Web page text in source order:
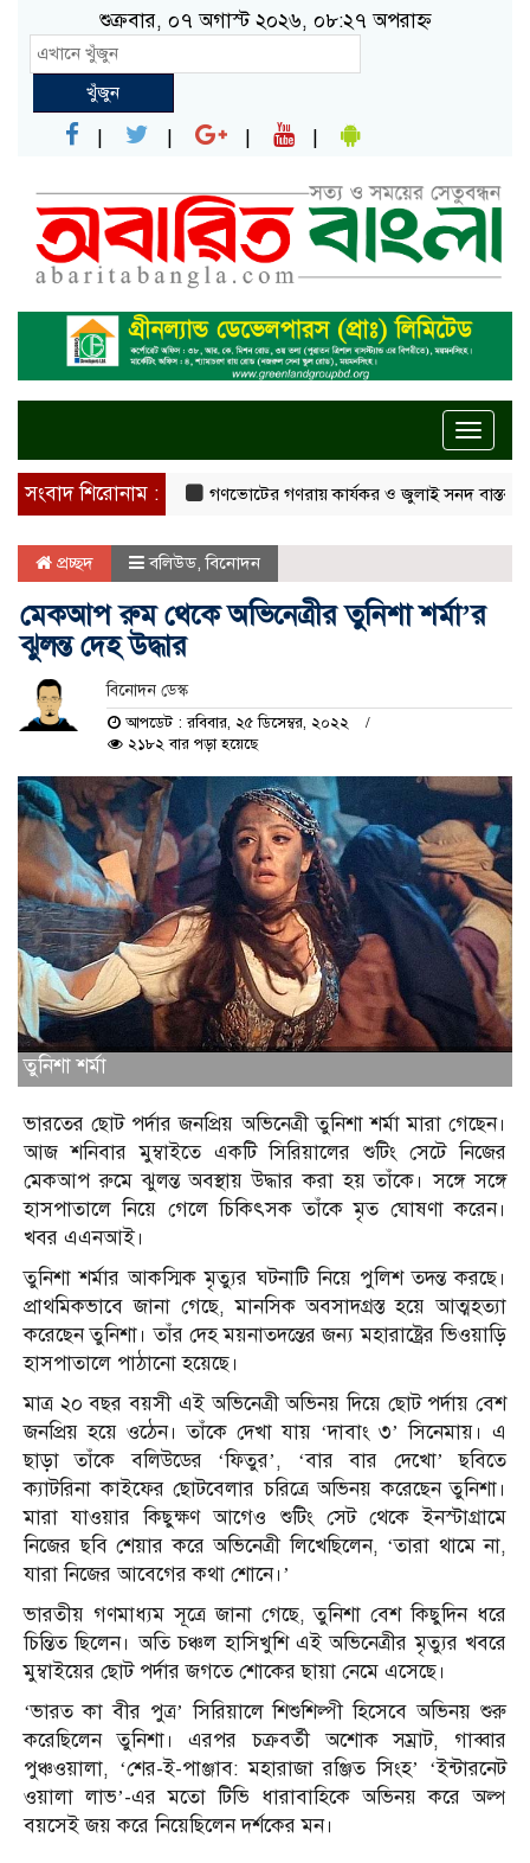
শুক্রবার, ০৭ অগাস্ট ২০২৬, ০৮:২৭ অপরাহ্ন
খুঁজুন
Toggle
সংবাদ শিরোনাম :
গণভোটের গণরায় কার্যকর ও জুলাই সনদ বাস্তবায়নের
প্রচ্ছদ বলিউড,বিনোদন
মেকআপ রুম থেকে অভিনেত্রীর তুনিশা শর্মা’র
ঝুলন্ত দেহ উদ্ধার
বিনোদন ডেস্ক
আপডেট : রবিবার, ২৫ ডিসেম্বর, ২০২২
২১৮২ বার পড়া হয়েছে
তুনিশা শর্মা
ভারতের ছোট পর্দার জনপ্রিয় অভিনেত্রী তুনিশা শর্মা মারা গেছেন।
আজ শনিবার মুম্বাইতে একটি সিরিয়ালের শুটিং সেটে নিজের
মেকআপ রুমে ঝুলন্ত অবস্থায় উদ্ধার করা হয় তাঁকে। সঙ্গে সঙ্গে
হাসপাতালে নিয়ে গেলে চিকিৎসক তাঁকে মৃত ঘোষণা করেন।
খবর এএনআই।
তুনিশা শর্মার আকস্মিক মৃত্যুর ঘটনাটি নিয়ে পুলিশ তদন্ত করছে।
প্রাথমিকভাবে জানা গেছে, মানসিক অবসাদগ্রস্ত হয়ে আত্মহত্যা
করেছেন তুনিশা। তাঁর দেহ ময়নাতদন্তের জন্য মহারাষ্ট্রের ভিওয়াড়ি
হাসপাতালে পাঠানো হয়েছে।
মাত্র ২০ বছর বয়সী এই অভিনেত্রী অভিনয় দিয়ে ছোট পর্দায় বেশ
জনপ্রিয় হয়ে ওঠেন। তাঁকে দেখা যায় ‘দাবাং ৩’ সিনেমায়। এ
ছাড়া তাঁকে বলিউডের ‘ফিতুর’, ‘বার বার দেখো’ ছবিতে
ক্যাটরিনা কাইফের ছোটবেলার চরিত্রে অভিনয় করেছেন তুনিশা।
মারা যাওয়ার কিছুক্ষণ আগেও শুটিং সেট থেকে ইনস্টাগ্রামে
নিজের ছবি শেয়ার করে অভিনেত্রী লিখেছিলেন, ‘তারা থামে না,
যারা নিজের আবেগের কথা শোনে।’
ভারতীয় গণমাধ্যম সূত্রে জানা গেছে, তুনিশা বেশ কিছুদিন ধরে
চিন্তিত ছিলেন। অতি চঞ্চল হাসিখুশি এই অভিনেত্রীর মৃত্যুর খবরে
মুম্বাইয়ের ছোট পর্দার জগতে শোকের ছায়া নেমে এসেছে।
‘ভারত কা বীর পুত্র’ সিরিয়ালে শিশুশিল্পী হিসেবে অভিনয় শুরু
করেছিলেন তুনিশা। এরপর চক্রবর্তী অশোক সম্রাট, গাব্বার
পুঞ্চওয়ালা, ‘শের-ই-পাঞ্জাব: মহারাজা রঞ্জিত সিংহ’ ‘ইন্টারনেট
ওয়ালা লাভ’-এর মতো টিভি ধারাবাহিকে অভিনয় করে অল্প
বয়সেই জয় করে নিয়েছিলেন দর্শকের মন।